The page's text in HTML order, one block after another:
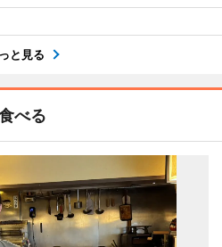
と見る
べる